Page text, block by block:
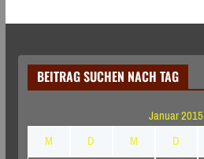
BEITRAG SUCHEN NACH TAG
Januar 2015
M
D M D